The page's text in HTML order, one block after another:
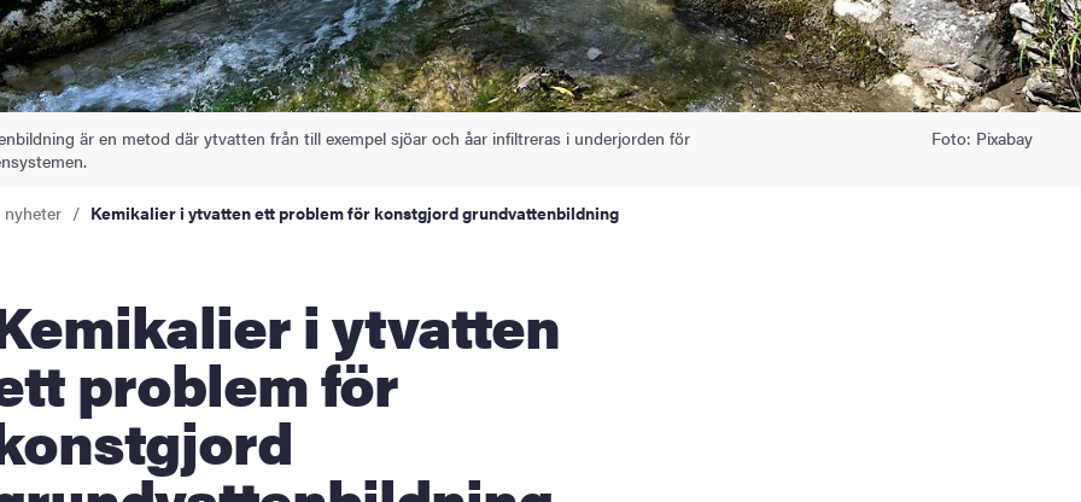
är en metod där ytvatten från till exempel sjöar och åar infiltreras i underjorden för
Foto: Pixabay
nyheter Kemikalier i ytvatten ett problem för konstgjord grundvattenbildning
ytvatten
problem för